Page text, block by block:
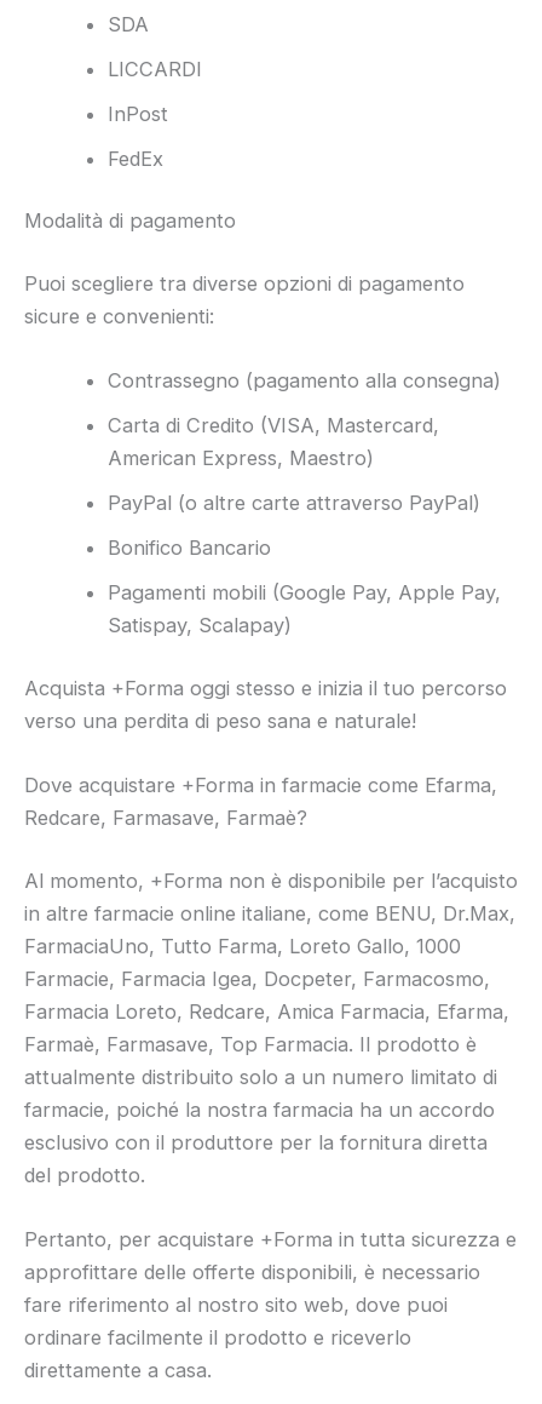
SDA
LICCARDI
InPost
FedEx
Modalità di pagamento
Puoi scegliere tra diverse opzioni di pagamento
sicure e convenienti:
Contrassegno (pagamento alla consegna)
Carta di Credito (VISA, Mastercard,
American Express, Maestro)
PayPal (o altre carte attraverso PayPal)
Bonifico Bancario
Pagamenti mobili (Google Pay, Apple Pay,
Satispay, Scalapay)
Acquista +Forma oggi stesso e inizia il tuo percorso
verso una perdita di peso sana e naturale!
Dove acquistare +Forma in farmacie come Efarma,
Redcare, Farmasave, Farmaè?
Al momento, +Forma non è disponibile per l’acquisto
in altre farmacie online italiane, come BENU, Dr.Max,
FarmaciaUno, Tutto Farma, Loreto Gallo, 1000
Farmacie, Farmacia Igea, Docpeter, Farmacosmo,
Farmacia Loreto, Redcare, Amica Farmacia, Efarma,
Farmaè, Farmasave, Top Farmacia. Il prodotto è
attualmente distribuito solo a un numero limitato di
farmacie, poiché la nostra farmacia ha un accordo
esclusivo con il produttore per la fornitura diretta
del prodotto.
Pertanto, per acquistare +Forma in tutta sicurezza e
approfittare delle offerte disponibili, è necessario
fare riferimento al nostro sito web, dove puoi
ordinare facilmente il prodotto e riceverlo
direttamente a casa.